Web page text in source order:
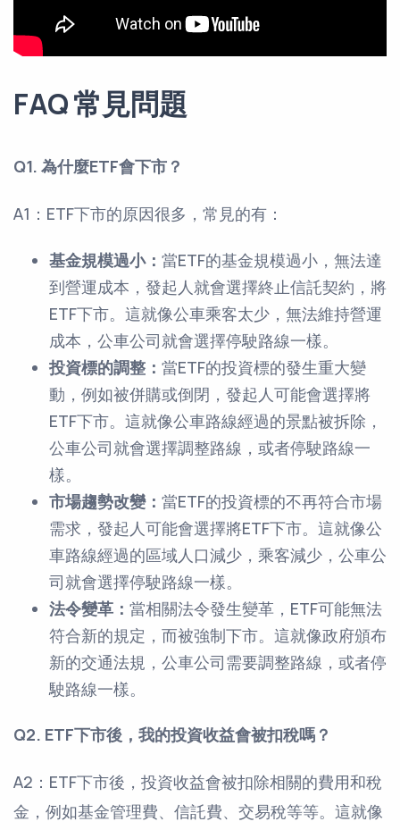
FAQ 常見問題
Q1. 為什麼ETF會下市？
A1：ETF下市的原因很多，常見的有：
基金規模過小： 當ETF的基金規模過小，無法達
到營運成本，發起人就會選擇終止信託契約，將
ETF下市。這就像公車乘客太少，無法維持營運
成本，公車公司就會選擇停駛路線一樣。
投資標的調整： 當ETF的投資標的發生重大變
動，例如被併購或倒閉，發起人可能會選擇將
ETF下市。這就像公車路線經過的景點被拆除，
公車公司就會選擇調整路線，或者停駛路線一
樣。
市場趨勢改變： 當ETF的投資標的不再符合市場
需求，發起人可能會選擇將ETF下市。這就像公
車路線經過的區域人口減少，乘客減少，公車公
司就會選擇停駛路線一樣。
法令變革： 當相關法令發生變革，ETF可能無法
符合新的規定，而被強制下市。這就像政府頒布
新的交通法規，公車公司需要調整路線，或者停
駛路線一樣。
Q2. ETF下市後，我的投資收益會被扣稅嗎？
A2：ETF下市後，投資收益會被扣除相關的費用和稅
金，例如基金管理費、信託費、交易稅等等。這就像